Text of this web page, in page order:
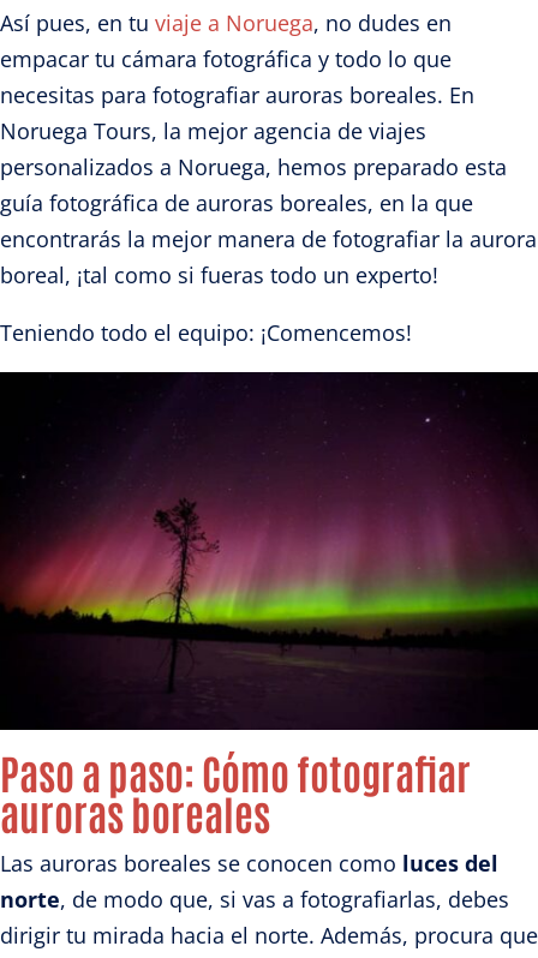
Así pues, en tu viaje a Noruega, no dudes en
empacar tu cámara fotográfica y todo lo que
necesitas para fotografiar auroras boreales. En
Noruega Tours, la mejor agencia de viajes
personalizados a Noruega, hemos preparado esta
guía fotográfica de auroras boreales, en la que
encontrarás la mejor manera de fotografiar la aurora
boreal, ¡tal como si fueras todo un experto!
Teniendo todo el equipo: ¡Comencemos!
Paso a paso: Cómo fotografiar
auroras boreales
Las auroras boreales se conocen como luces del
norte, de modo que, si vas a fotografiarlas, debes
dirigir tu mirada hacia el norte. Además, procura que